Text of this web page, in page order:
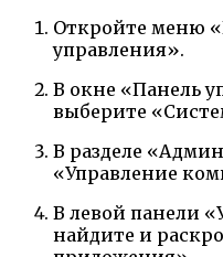
Откройте меню
управления».
В окне «Панель
выберите
В разделе
«Управление
В левой панели
найдите и